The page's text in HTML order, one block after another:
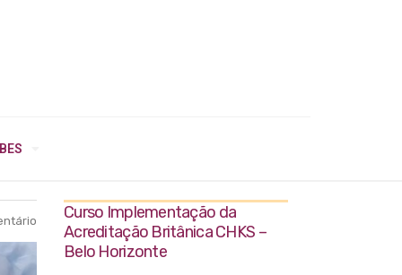
Curso Implementação da
Acreditação Britânica CHKS –
Belo Horizonte